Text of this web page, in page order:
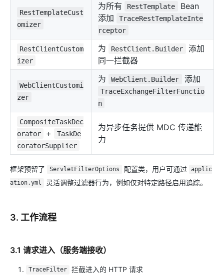
RestTemplateCust
omizer
为所有 RestTemplate
Bean
添加
TraceRestTemplateInte
rceptor
RestClientCustom
izer
为 RestClient.Builder
添加
同一拦截器
WebClientCustomi
zer
为 WebClient.Builder 添加
TraceExchangeFilterFunctio
n
CompositeTaskDec
orator
+
TaskDe
coratorSupplier
为异步任务提供 MDC 传递能
力
框架预留了 ServletFilterOptions 配置类，用户可通过
applic
ation.yml
灵活调整过滤器行为，例如仅对特定路径启用追踪。
3. 工作流程
3.1 请求进入（服务端接收）
TraceFilter
拦截进入的 HTTP 请求